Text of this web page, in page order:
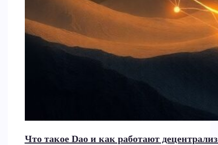
Что такое Dao и как работают